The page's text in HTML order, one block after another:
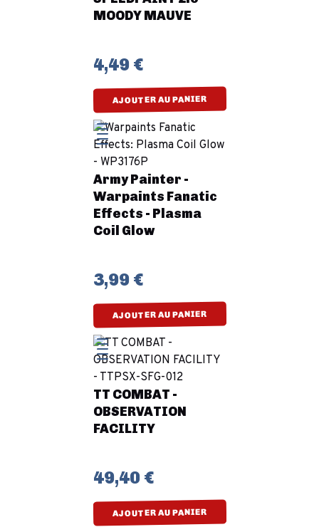
MOODY MAUVE
4,49 €
AJOUTER AU PANIER
Army Painter -
Warpaints Fanatic
Effects - Plasma
Coil Glow
3,99 €
AJOUTER AU PANIER
TT COMBAT -
OBSERVATION
FACILITY
49,40 €
AJOUTER AU PANIER